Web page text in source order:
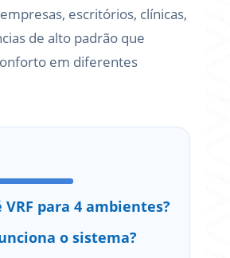
escritórios, clínicas,
de alto padrão que
em diferentes
VRF para 4 ambientes?
o sistema?